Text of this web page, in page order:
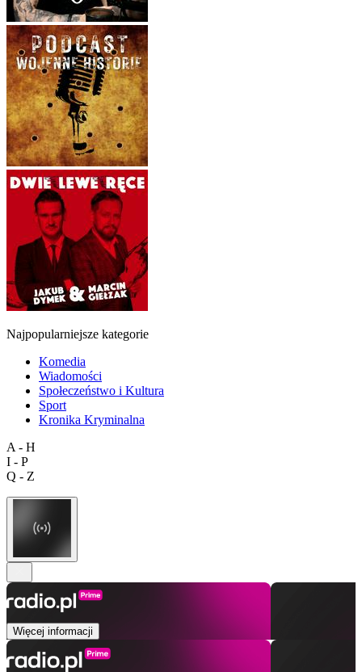
Najpopularniejsze kategorie
Komedia
Wiadomości
Społeczeństwo i Kultura
Sport
Kronika Kryminalna
A - H
I - P
Q - Z
Więcej informacji